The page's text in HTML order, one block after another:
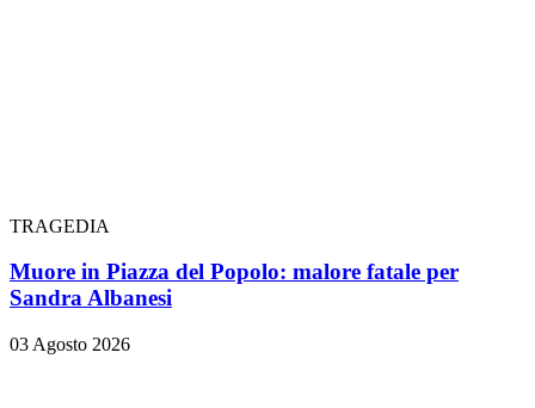
TRAGEDIA
Muore in Piazza del Popolo: malore fatale per
Sandra Albanesi
03 Agosto 2026